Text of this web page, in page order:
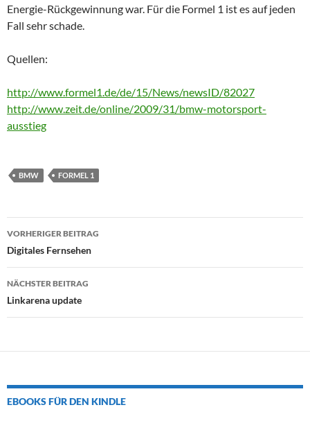
Energie-Rückgewinnung war. Für die Formel 1 ist es auf jeden
Fall sehr schade.
Quellen:
http://www.formel1.de/de/15/News/newsID/82027
http://www.zeit.de/online/2009/31/bmw-motorsport-
ausstieg
BMW FORMEL 1
Beitrags-
Navigation
VORHERIGER BEITRAG
Digitales Fernsehen
NÄCHSTER BEITRAG
Linkarena update
EBOOKS FÜR DEN KINDLE